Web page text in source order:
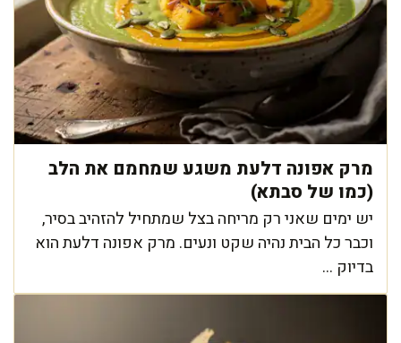
מרק אפונה דלעת משגע שמחמם את הלב
(כמו של סבתא)
יש ימים שאני רק מריחה בצל שמתחיל להזהיב בסיר,
וכבר כל הבית נהיה שקט ונעים. מרק אפונה דלעת הוא
בדיוק ...